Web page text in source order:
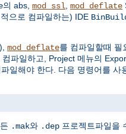
의 abs, mod_ssl, mod_deflate
으로 컴파일하는) IDE
mod_deflate를 컴파일할때 필
파일하고, Project 메뉴의
일해야 한다. 다음 명령어를 사
.mak와 .dep 프로젝트파일을